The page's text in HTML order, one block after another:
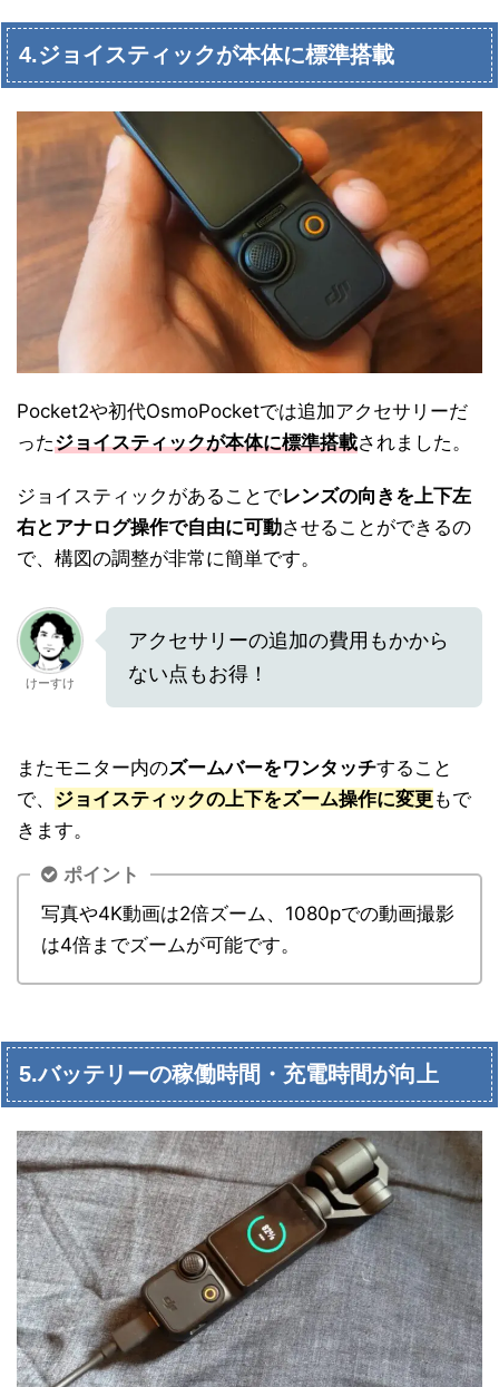
4.ジョイスティックが本体に標準搭載
Pocket2や初代OsmoPocketでは追加アクセサリーだ
ったジョイスティックが本体に標準搭載されました。
ジョイスティックがあることでレンズの向きを上下左
右とアナログ操作で自由に可動させることができるの
で、構図の調整が非常に簡単です。
けーすけ
アクセサリーの追加の費用もかから
ない点もお得！
またモニター内のズームバーをワンタッチすること
で、 ジョイスティックの上下をズーム操作に変更もで
きます。
ポイント
写真や4K動画は2倍ズーム、1080pでの動画撮影
は4倍までズームが可能です。
5.バッテリーの稼働時間・充電時間が向上